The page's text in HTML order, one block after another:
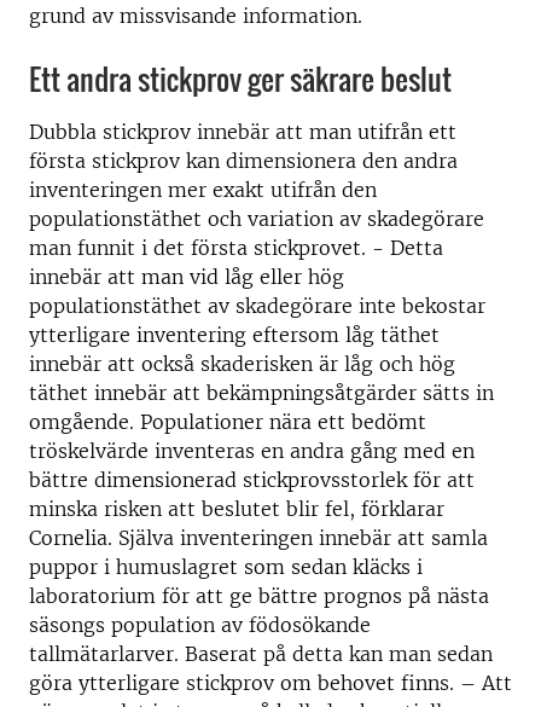
grund av missvisande information.
Ett andra stickprov ger säkrare beslut
Dubbla stickprov innebär att man utifrån ett
första stickprov kan dimensionera den andra
inventeringen mer exakt utifrån den
populationstäthet och variation av skadegörare
man funnit i det första stickprovet. - Detta
innebär att man vid låg eller hög
populationstäthet av skadegörare inte bekostar
ytterligare inventering eftersom låg täthet
innebär att också skaderisken är låg och hög
täthet innebär att bekämpningsåtgärder sätts in
omgående. Populationer nära ett bedömt
tröskelvärde inventeras en andra gång med en
bättre dimensionerad stickprovsstorlek för att
minska risken att beslutet blir fel, förklarar
Cornelia. Själva inventeringen innebär att samla
puppor i humuslagret som sedan kläcks i
laboratorium för att ge bättre prognos på nästa
säsongs population av födosökande
tallmätarlarver. Baserat på detta kan man sedan
göra ytterligare stickprov om behovet finns. – Att